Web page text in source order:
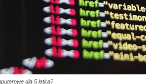
dla 5 latka?